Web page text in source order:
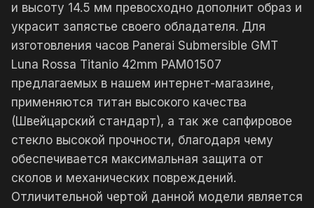
и высоту 14.5 мм превосходно дополнит образ и
украсит запястье своего обладателя. Для
изготовления часов Panerai Submersible GMT
Luna Rossa Titanio 42mm PAM01507
предлагаемых в нашем интернет-магазине,
применяются титан высокого качества
(Швейцарский стандарт), а так же сапфировое
стекло высокой прочности, благодаря чему
обеспечивается максимальная защита от
сколов и механических повреждений.
Отличительной чертой данной модели является